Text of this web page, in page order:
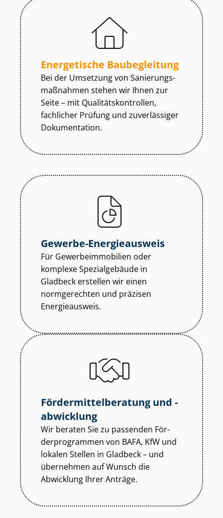
Energetische Baubegleitung
Bei der Umsetzung von Sa­nie­rungs­
maß­nah­men stehen wir Ihnen zur
Seite – mit Qua­li­täts­kon­trol­len,
fachlicher Prüfung und zuverlässiger
Dokumentation.
Gewerbe-Energieausweis
Für Ge­wer­be­im­mo­bi­li­en oder
komplexe Spezialgebäude in
Gladbeck erstellen wir einen
normgerechten und präzisen
Energieausweis.
För­der­mit­tel­be­ra­tung und -
abwicklung
Wir beraten Sie zu passenden För­
der­pro­gram­men von BAFA, KfW und
lokalen Stellen in Gladbeck – und
übernehmen auf Wunsch die
Abwicklung Ihrer Anträge.